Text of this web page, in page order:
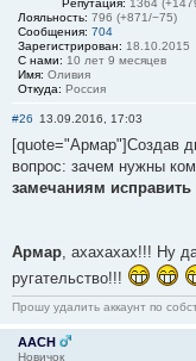
Репутация: 1364
Лояльность: 796 (+871/−75)
Сообщения: 704
Зарегистрирован: 18.10.2015
С нами: 10 лет 9 месяцев
Имя: Оливия
Откуда: Россия
#26 13.09.2016, 17:03
[quote="Армар"]Создав
вопрос: зачем нужны
замечаниям исправить
Армар, ахахахах!!! Ну
ругательство!!!
Прошу удалить аккаунт по
AACH
Новичок